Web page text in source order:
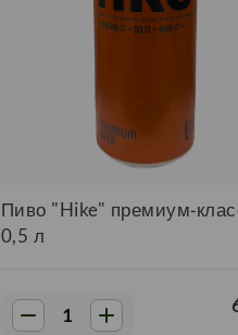
Пиво "Hike" премиум-
0,5 л